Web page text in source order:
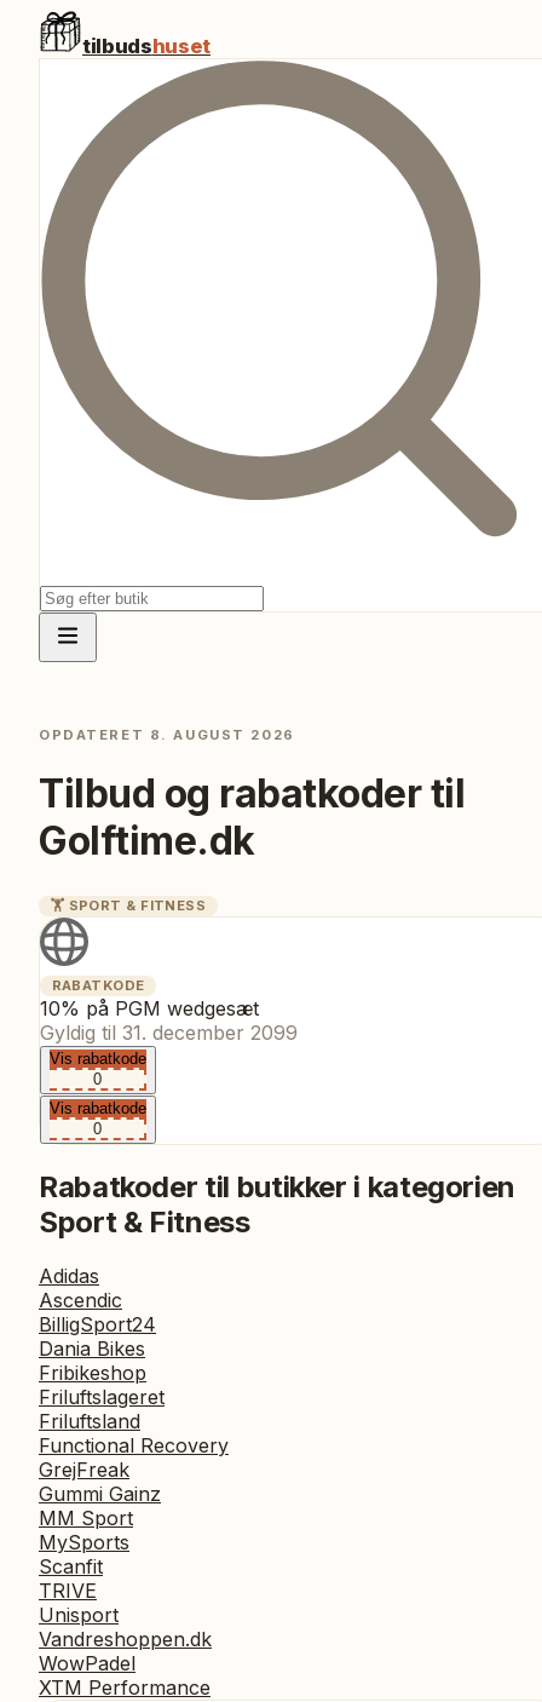
tilbudshuset
OPDATERET 8. AUGUST 2026
Tilbud og rabatkoder til
Golftime.dk
🏋️ SPORT & FITNESS
RABATKODE
10% på PGM wedgesæt
Gyldig til 31. december 2099
Vis rabatkode
0
Vis rabatkode
0
Rabatkoder til butikker i kategorien
Sport & Fitness
Adidas
Ascendic
BilligSport24
Dania Bikes
Fribikeshop
Friluftslageret
Friluftsland
Functional Recovery
GrejFreak
Gummi Gainz
MM Sport
MySports
Scanfit
TRIVE
Unisport
Vandreshoppen.dk
WowPadel
XTM Performance